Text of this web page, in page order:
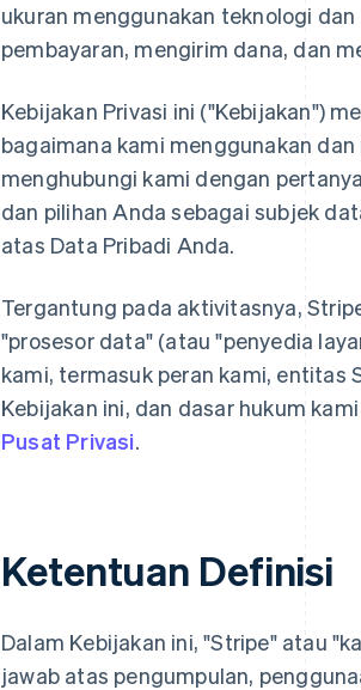
ukuran menggunakan teknologi
pembayaran, mengirim dana, dan
Kebijakan Privasi ini ("Kebijakan")
bagaimana kami menggunakan
menghubungi kami dengan
dan pilihan Anda sebagai subjek
atas Data Pribadi Anda.
Tergantung pada aktivitasnya,
"prosesor data" (atau "penyedia
kami, termasuk peran kami,
Kebijakan ini, dan dasar hukum
Pusat Privasi.
Ketentuan Definisi
Dalam Kebijakan ini, "Stripe" atau
jawab atas pengumpulan,